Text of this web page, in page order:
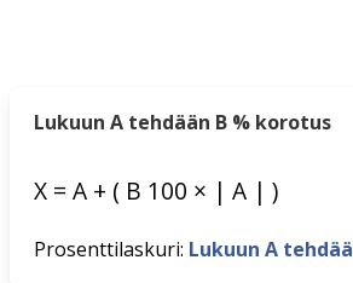
Lukuun A tehdään B % korotus
X = A + ( B 100 × | A | )
Prosenttilaskuri: Lukuun A